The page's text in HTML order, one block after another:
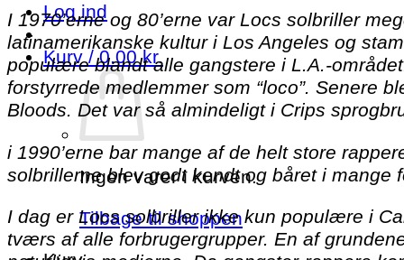
Log ind
Kurv /0.00kr.
Ingen varer i kurven.
Tilbage til shoppen
I 1970’erne og 80’erne var Locs solbriller
latinamerikanske kultur i Los Angeles og
populære blandt alle gangstere i L.A.-
forstyrrede medlemmer som “loco”. Senere
Bloods. Det var så almindeligt i Crips
i 1990’erne bar mange af de helt store
solbrillerne blev godt kendt og båret i mange
I dag er Locs solbriller ikke kun populære i
tværs af alle forbrugergrupper. En af